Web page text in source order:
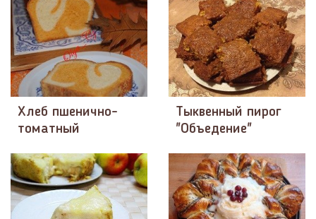
Хлеб пшенично-
томатный
Тыквенный пирог
"Объедение"